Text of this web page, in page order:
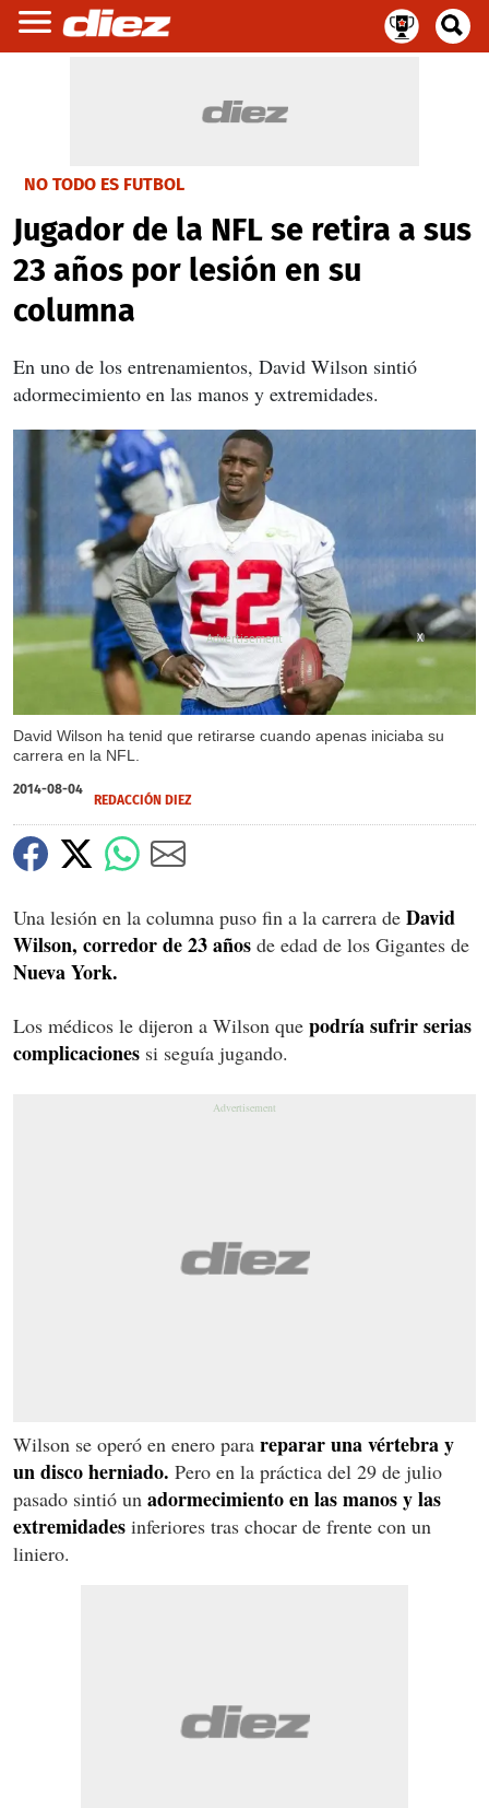
NO TODO ES FUTBOL
Jugador de la NFL se retira a sus
23 años por lesión en su
columna
En uno de los entrenamientos, David Wilson sintió
adormecimiento en las manos y extremidades.
David Wilson ha tenid que retirarse cuando apenas iniciaba su
carrera en la NFL.
X
2014-08-04
REDACCIÓN DIEZ
Una lesión en la columna puso fin a la carrera de David
Wilson, corredor de 23 años de edad de los Gigantes de
Nueva York.
Los médicos le dijeron a Wilson que podría sufrir serias
complicaciones si seguía jugando.
Wilson se operó en enero para reparar una vértebra y
un disco herniado. Pero en la práctica del 29 de julio
pasado sintió un adormecimiento en las manos y las
extremidades inferiores tras chocar de frente con un
liniero.